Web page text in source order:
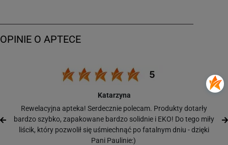
Katarzyna
Rewelacyjna apteka! Serdecznie polecam. Produkty dotarły
bardzo szybko, zapakowane bardzo solidnie i EKO! Do tego miły
liścik, który pozwolił się uśmiechnąć po fatalnym dniu - dzięki
Pani Paulinie:)